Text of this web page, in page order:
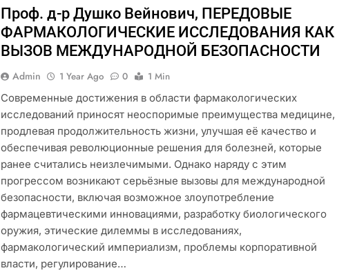
Проф. д-р Душко Вейнович, ПЕРЕДОВЫЕ
ФАРМАКОЛОГИЧЕСКИЕ ИССЛЕДОВАНИЯ КАК
ВЫЗОВ МЕЖДУНАРОДНОЙ БЕЗОПАСНОСТИ
Admin 1 Year Ago 0
1 Min
Современные достижения в области фармакологических
исследований приносят неоспоримые преимущества медицине,
продлевая продолжительность жизни, улучшая её качество и
обеспечивая революционные решения для болезней, которые
ранее считались неизлечимыми. Однако наряду с этим
прогрессом возникают серьёзные вызовы для международной
безопасности, включая возможное злоупотребление
фармацевтическими инновациями, разработку биологического
оружия, этические дилеммы в исследованиях,
фармакологический империализм, проблемы корпоративной
власти, регулирование…